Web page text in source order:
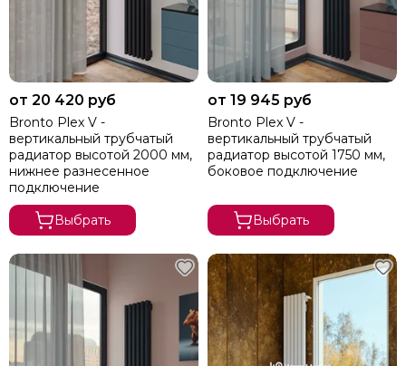
от 20 420 руб
Bronto Plex V -
вертикальный трубчатый
радиатор высотой 2000 мм,
нижнее разнесенное
подключение
Выбрать
от 19 945 руб
Bronto Plex V -
вертикальный трубчатый
радиатор высотой 1750 мм,
боковое подключение
Выбрать